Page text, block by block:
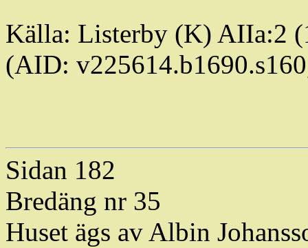
Källa: Listerby (K) AIIa:2
(AID:
Sidan 182
Bredäng nr 35
Huset ägs av Albin